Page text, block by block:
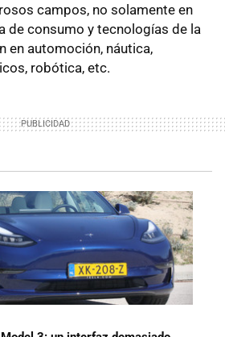
campos, no solamente en
de consumo y tecnologías de la
en automoción, náutica,
robótica, etc.